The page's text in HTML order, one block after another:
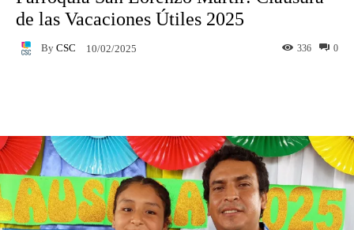
de las Vacaciones Útiles 2025
By CSC 10/02/2025 0
336